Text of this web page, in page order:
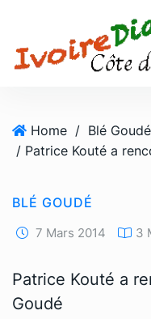
Home / Blé Goudé
BLÉ GOUDÉ
7 Mars 2014 3
Patrice Kouté a
Goudé